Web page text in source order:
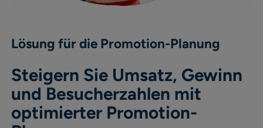
Lösung für die Promotion-Planung
Steigern Sie Umsatz, Gewinn
und Besucherzahlen mit
optimierter Promotion-